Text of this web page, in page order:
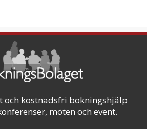
och kostnadsfri bokningshjälp
möten och event.